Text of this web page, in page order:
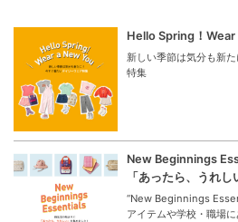
Hello Spring！Wear
新しい季節は気分も新
特集
New Beginnings
「あったら、うれし
“New Beginnings
アイテムや学校・職場